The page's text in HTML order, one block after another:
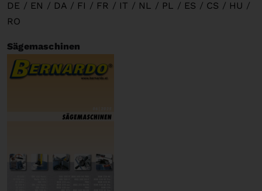
DE / EN / DA / FI / FR / IT / NL / PL / ES / CS / HU /
RO
Sägemaschinen